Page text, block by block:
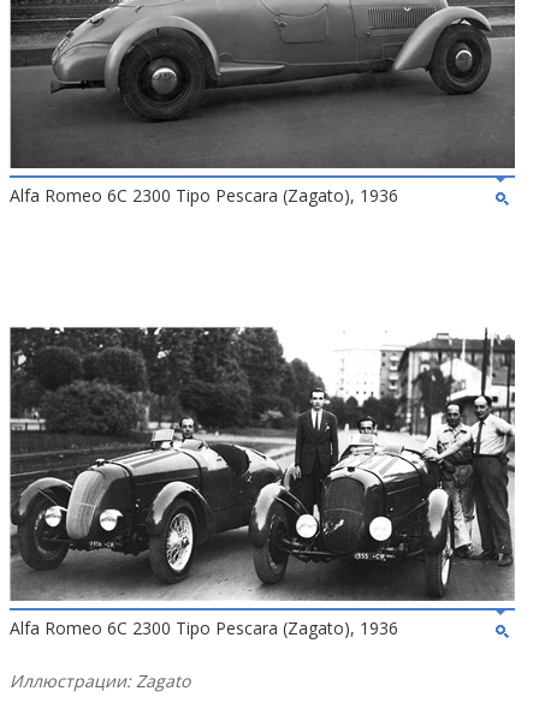
Alfa Romeo 6C 2300 Tipo Pescara (Zagato), 1936
Alfa Romeo 6C 2300 Tipo Pescara (Zagato), 1936
Иллюстрации: Zagato